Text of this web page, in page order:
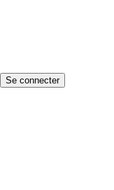
Se connecter